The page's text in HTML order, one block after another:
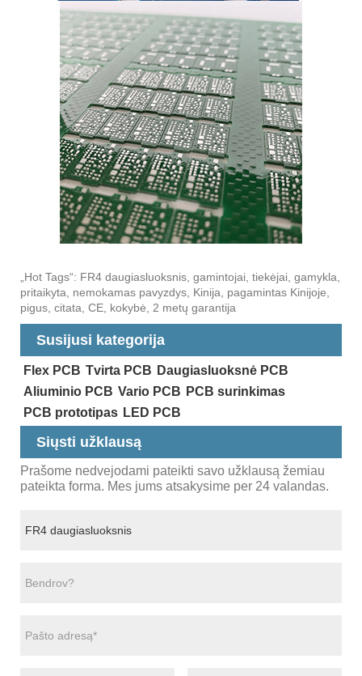
„Hot Tags“: FR4 daugiasluoksnis, gamintojai, tiekėjai, gamykla,
pritaikyta, nemokamas pavyzdys, Kinija, pagamintas Kinijoje,
pigus, citata, CE, kokybė, 2 metų garantija
Susijusi kategorija
Flex PCB Tvirta PCB Daugiasluoksnė PCB
Aliuminio PCB Vario PCB PCB surinkimas
PCB prototipas LED PCB
Siųsti užklausą
Prašome nedvejodami pateikti savo užklausą žemiau
pateikta forma. Mes jums atsakysime per 24 valandas.